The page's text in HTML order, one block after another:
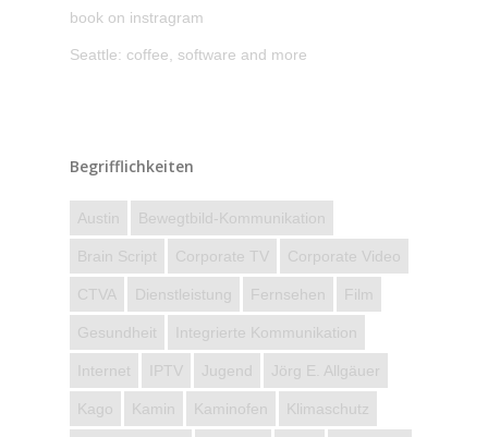
book on instragram
Seattle: coffee, software and more
Begrifflichkeiten
Austin Bewegtbild-Kommunikation
Brain Script Corporate TV Corporate Video
CTVA Dienstleistung Fernsehen Film
Gesundheit Integrierte Kommunikation
Internet IPTV Jugend Jörg E. Allgäuer
Kago Kamin Kaminofen Klimaschutz